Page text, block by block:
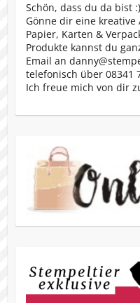
Schön, dass du da bist :)
Gönne dir eine
Papier, Karten &
Produkte kannst du
Email an
telefonisch über 08341
Ich freue mich von dir